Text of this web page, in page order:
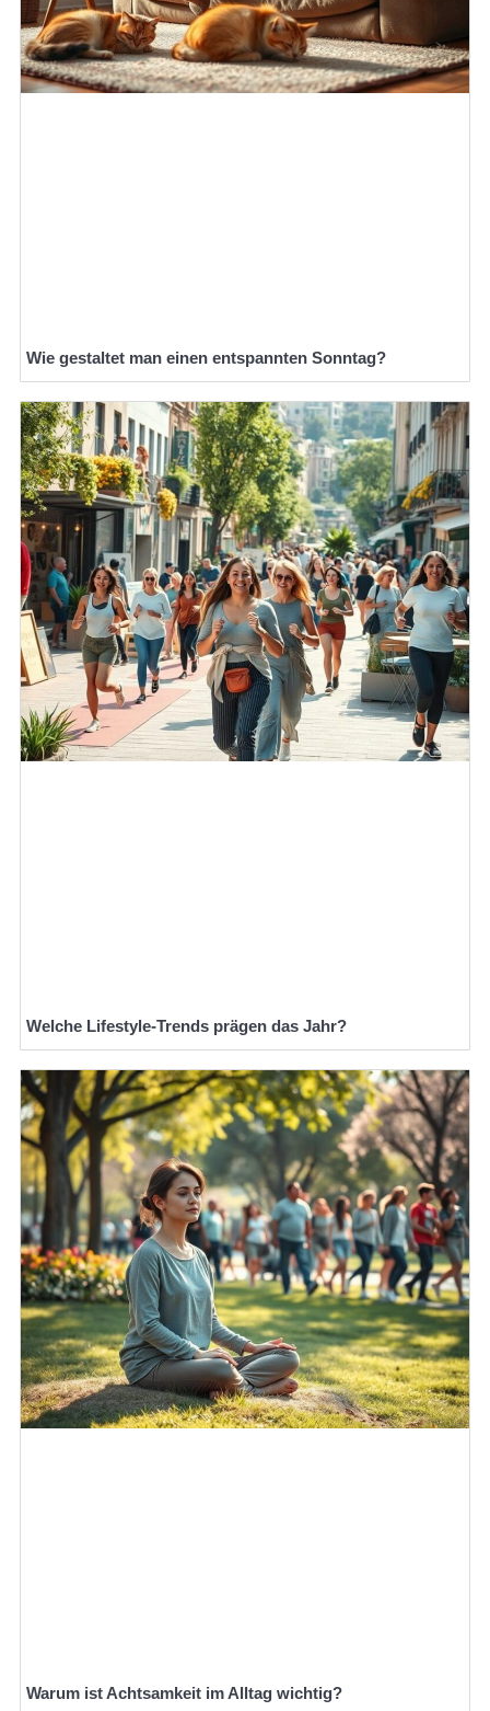
Wie gestaltet man einen entspannten Sonntag?
Welche Lifestyle-Trends prägen das Jahr?
Warum ist Achtsamkeit im Alltag wichtig?